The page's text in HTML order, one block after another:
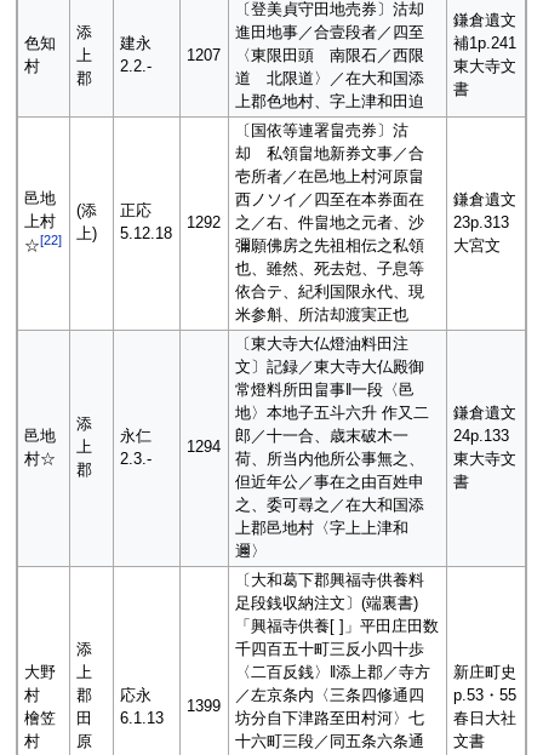
色知
村
添
上
郡
建永
2.2.-
1207
〔登美貞守田地売券〕沽却
進田地事／合壹段者／四至
〈東限田頭 南限石／西限
道 北限道〉／在大和国添
上郡色地村、字上津和田迫
鎌倉遺文
補1p.241
東大寺文
書
邑地
上村
☆[22]
(添
上)
正応
5.12.18
1292
〔国依等連署畠売券〕沽
却 私領畠地新券文事／合
壱所者／在邑地上村河原畠
西ノソイ／四至在本券面在
之／右、件畠地之元者、沙
彌願佛房之先祖相伝之私領
也、雖然、死去尅、子息等
依合テ、紀利国限永代、現
米参斛、所沽却渡実正也
鎌倉遺文
23p.313
大宮文
邑地
村☆
添
上
郡
永仁
2.3.-
1294
〔東大寺大仏燈油料田注
文〕記録／東大寺大仏殿御
常燈料所田畠事‖一段〈邑
地〉本地子五斗六升 作又二
郎／十一合、歳末破木一
荷、所当内他所公事無之、
但近年公／事在之由百姓申
之、委可尋之／在大和国添
上郡邑地村〈字上上津和
邇〉
鎌倉遺文
24p.133
東大寺文
書
大野
村
檜笠
村
添
上
郡
田
原
応永
6.1.13
1399
〔大和葛下郡興福寺供養料
足段銭収納注文〕(端裏書)
「興福寺供養[ ]」平田庄田数
千四百五十町三反小四十歩
〈二百反銭〉‖添上郡／寺方
／左京条内〈三条四修通四
坊分自下津路至田村河〉七
十六町三段／同五条六条通
新庄町史
p.53・55
春日大社
文書